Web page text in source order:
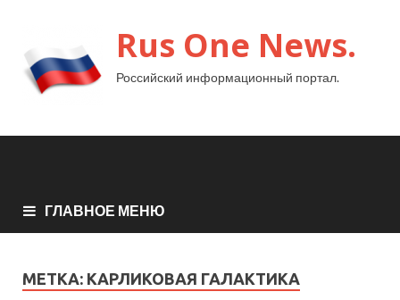
Rus One News.
Российский информационный портал.
ГЛАВНОЕ МЕНЮ
МЕТКА: КАРЛИКОВАЯ ГАЛАКТИКА